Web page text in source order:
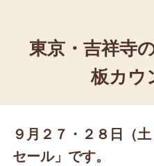
東京・吉祥寺
板カウ
９月２７・２８日（
セール」です。